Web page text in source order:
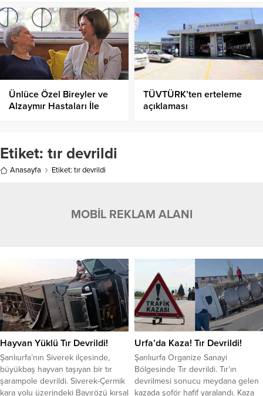
Ünlüce Özel Bireyler ve
Alzaymır Hastaları İle
TÜVTÜRK’ten erteleme
açıklaması
Etiket: tır devrildi
Anasayfa Etiket: tır devrildi
MOBİL REKLAM ALANI
Hayvan Yüklü Tır Devrildi!
Şanlıurfa’nın Siverek ilçesinde,
büyükbaş hayvan taşıyan bir tır
şarampole devrildi. Siverek-Çermik
kara yolu üzerindeki Bayırözü kırsal
Urfa’da Kaza! Tır Devrildi!
Şanlıurfa Organize Sanayi
Bölgesinde Tır devrildi. Tır’ın
devrilmesi sonucu meydana gelen
kazada şoför hafif yaralandı. Kaza